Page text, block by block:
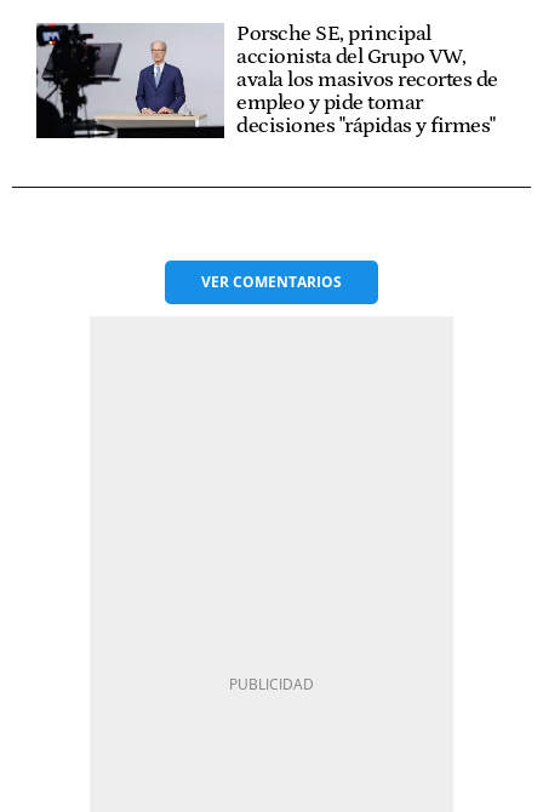
Porsche SE, principal
accionista del Grupo VW,
avala los masivos recortes de
empleo y pide tomar
decisiones "rápidas y firmes"
VERCOMENTARIOS